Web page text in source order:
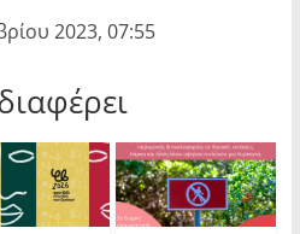
2023, 07:55